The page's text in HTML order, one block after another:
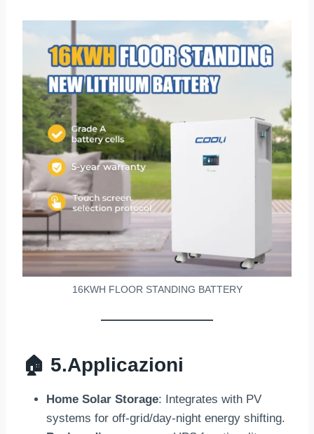
16 KWH FLOOR STANDING BATTERY
🏠 5.Applicazioni
Home Solar Storage: Integrates with PV
systems for off-grid/day-night energy shifting.